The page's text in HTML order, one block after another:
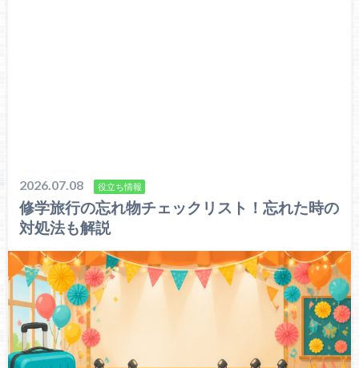
2026.07.08 役立ち情報
修学旅行の忘れ物チェックリスト！忘れた時の
対処法も解説